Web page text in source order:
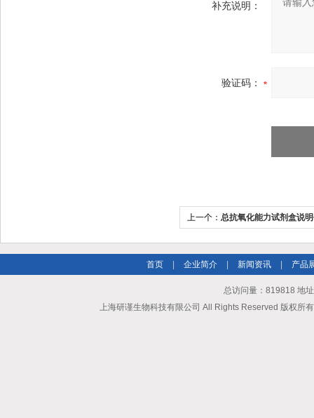
补充说明：
验证码：
上一个： 总抗氧化能力试剂盒说
首页 企业简介 新闻资讯 产品
总访问量：819818 地
上海研谨生物科技有限公司 All Rights Reserved 版权所